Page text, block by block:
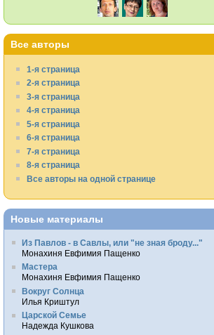
Все авторы
1-я страница
2-я страница
3-я страница
4-я страница
5-я страница
6-я страница
7-я страница
8-я страница
Все авторы на одной странице
Новые материалы
Из Павлов - в Савлы, или "не зная броду..."
Монахиня Евфимия Пащенко
Мастера
Монахиня Евфимия Пащенко
Вокруг Солнца
Илья Криштул
Царской Семье
Надежда Кушкова